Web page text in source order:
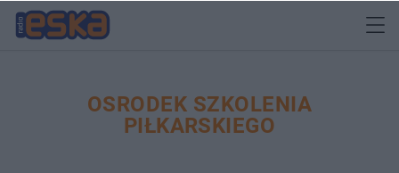
OSRODEK SZKOLENIA
PIŁKARSKIEGO